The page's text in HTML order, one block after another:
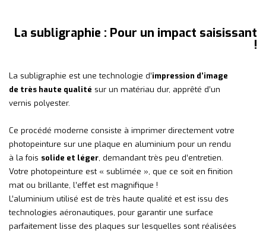
La subligraphie : Pour un impact saisissant
!
La subligraphie est une technologie d’impression d’image
de très haute qualité sur un matériau dur, apprêté d’un
vernis polyester.
Ce procédé moderne consiste à imprimer directement votre
photopeinture sur une plaque en aluminium pour un rendu
à la fois solide et léger, demandant très peu d’entretien.
Votre photopeinture est « sublimée », que ce soit en finition
mat ou brillante, l’effet est magnifique !
L’aluminium utilisé est de très haute qualité et est issu des
technologies aéronautiques, pour garantir une surface
parfaitement lisse des plaques sur lesquelles sont réalisées